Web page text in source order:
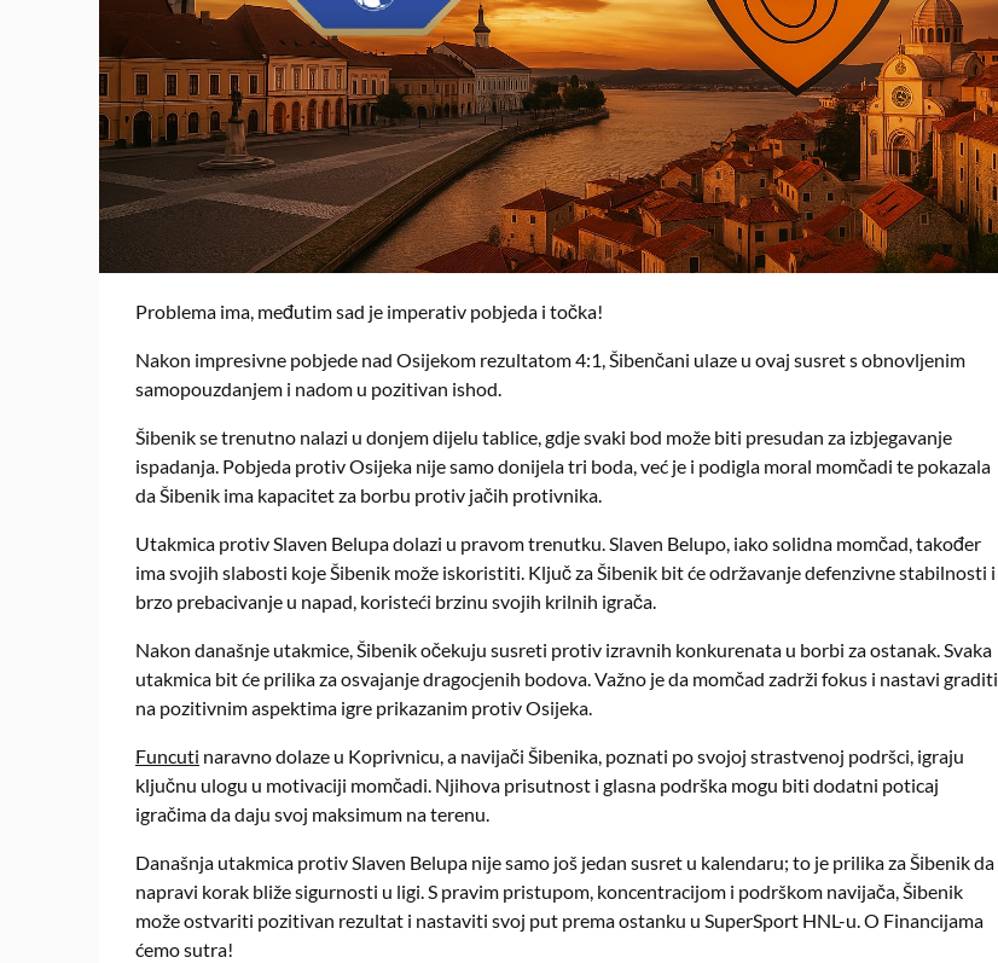
Problema ima, međutim sad je imperativ pobjeda i točka!
Nakon impresivne pobjede nad Osijekom rezultatom 4:1, Šibenčani ulaze u ovaj susret s obnovljenim
samopouzdanjem i nadom u pozitivan ishod.
Šibenik se trenutno nalazi u donjem dijelu tablice, gdje svaki bod može biti presudan za izbjegavanje
ispadanja. Pobjeda protiv Osijeka nije samo donijela tri boda, već je i podigla moral momčadi te pokazala
da Šibenik ima kapacitet za borbu protiv jačih protivnika.
Utakmica protiv Slaven Belupa dolazi u pravom trenutku.Slaven Belupo, iako solidna momčad, također
ima svojih slabosti koje Šibenik može iskoristiti. Ključ za Šibenik bit će održavanje defenzivne stabilnosti i
brzo prebacivanje u napad, koristeći brzinu svojih krilnih igrača.
Nakon današnje utakmice, Šibenik očekuju susreti protiv izravnih konkurenata u borbi za ostanak.Svaka
utakmica bit će prilika za osvajanje dragocjenih bodova.Važno je da momčad zadrži fokus i nastavi graditi
na pozitivnim aspektima igre prikazanim protiv Osijeka.
Funcuti naravno dolaze u Koprivnicu, a navijači Šibenika, poznati po svojoj strastvenoj podršci, igraju
ključnu ulogu u motivaciji momčadi. Njihova prisutnost i glasna podrška mogu biti dodatni poticaj
igračima da daju svoj maksimum na terenu.
Današnja utakmica protiv Slaven Belupa nije samo još jedan susret u kalendaru; to je prilika za Šibenik da
napravi korak bliže sigurnosti u ligi.S pravim pristupom, koncentracijom i podrškom navijača, Šibenik
može ostvariti pozitivan rezultat i nastaviti svoj put prema ostanku u SuperSport HNL-u. O Financijama
ćemo sutra!